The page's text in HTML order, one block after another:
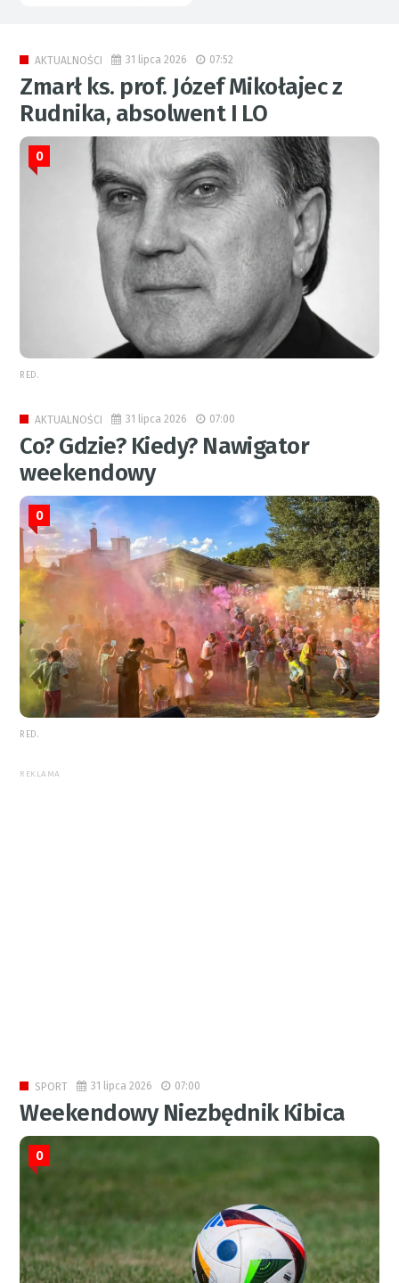
AKTUALNOŚCI 31 lipca 2026 07:52
Zmarł ks. prof. Józef Mikołajec z
Rudnika, absolwent I LO
0
RED.
AKTUALNOŚCI 31 lipca 2026 07:00
Co? Gdzie? Kiedy? Nawigator
weekendowy
0
RED.
REKLAMA
SPORT 31 lipca 2026 07:00
Weekendowy Niezbędnik Kibica
0